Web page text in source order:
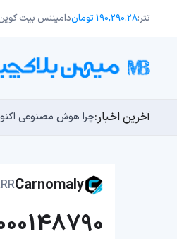
تتر:190,290.28 تومان دامیننس بیت
آخرین اخبار:چرا هوش مصنوعی
مایکل ترپین: متاسفم، بیت‌کوین به
توسعه‌دهندگان بیت‌کوین ۸۵ باگ بحرانی را در یک وضعیت «فوق‌العاده بد»
اوج‌گیری طلا با تقاضای چین؛
بدترین نمودار برای
Carnomaly